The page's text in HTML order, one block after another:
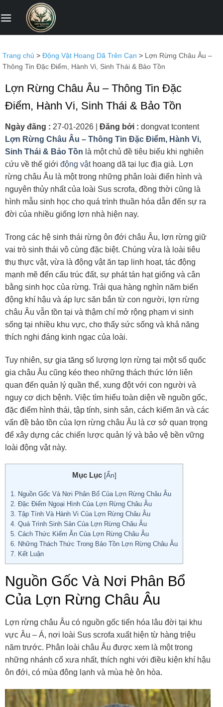
qua
Trang chủ > Động Vật Hoang Dã Trên Cạn > Lợn Rừng Châu Âu –
Thông Tin Đặc Điểm, Hành Vi, Sinh Thái & Bảo Tồn
Lợn Rừng Châu Âu – Thông Tin Đặc
Điểm, Hành Vi, Sinh Thái & Bảo Tồn
Ngày đăng : 27-01-2026 Đăng bởi : dongvat tcontent
Lợn Rừng Châu Âu – Thông Tin Đặc Điểm, Hành Vi,
Sinh Thái & Bảo Tồn là một chủ đề tiêu biểu khi nghiên
cứu về thế giới động vậthoang dã tại lục địa già. Lợn
rừng châu Âu là một trong những phân loài điển hình và
nguyên thủy nhất của loài Sus scrofa, đồng thời cũng là
hình mẫu sinh học cho quá trình thuần hóa dẫn đến sự ra
đời của nhiều giống lợn nhà hiện nay.
Trong các hệ sinh thái rừng ôn đới châu Âu, lợn rừng giữ
vai trò sinh thái vô cùng đặc biệt. Chúng vừa là loài tiêu
thụ thực vật, vừa là động vật ăn tạp linh hoạt, tác động
mạnh mẽ đến cấu trúc đất, sự phát tán hạt giống và cân
bằng sinh học của rừng. Trải qua hàng nghìn năm biến
động khí hậu và áp lực săn bắn từ con người, lợn rừng
châu Âu vẫn tồn tại và thậm chí mở rộng phạm vi sinh
sống tại nhiều khu vực, cho thấy sức sống và khả năng
thích nghi đáng kinh ngạc của loài.
Tuy nhiên, sự gia tăng số lượng lợn rừng tại một số quốc
gia châu Âu cũng kéo theo những thách thức lớn liên
quan đến quản lý quần thể, xung đột với con người và
nguy cơ dịch bệnh. Việc tìm hiểu toàn diện về nguồn gốc,
đặc điểm hình thái, tập tính, sinh sản, cách kiếm ăn và các
vấn đề bảo tồn của lợn rừng châu Âu là cơ sở quan trọng
để xây dựng các chiến lược quản lý và bảo vệ bền vững
loài động vật này.
Mục Lục [Ẩn]
1.
Nguồn Gốc Và Nơi Phân Bổ Của Lợn Rừng Châu Âu
2. Đặc Điểm Ngoại Hình Của Lợn Rừng Châu Âu
3. Tập Tính Và Hành Vi Của Lợn Rừng Châu Âu
4. Quá Trình Sinh Sản Của Lợn Rừng Châu Âu
5. Cách Thức Kiếm Ăn Của Lợn Rừng Châu Âu
6. Những Thách Thức Trong Bảo Tồn Lợn Rừng Châu Âu
7. Kết Luận
Nguồn Gốc Và Nơi Phân Bổ
Của Lợn Rừng Châu Âu
Lợn rừng châu Âu có nguồn gốc tiến hóa lâu đời tại khu
vực Âu – Á, nơi loài Sus scrofa xuất hiện từ hàng triệu
năm trước. Phân loài châu Âu được xem là một trong
những nhánh cổ xưa nhất, thích nghi với điều kiện khí hậu
ôn đới, có mùa đông lạnh và mùa hè ôn hòa.